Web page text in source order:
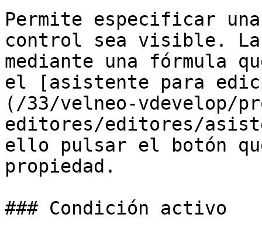
Permite especificar
control sea visible. La
mediante una fórmula
el [asistente para
(/33/velneo-vdevelop/
editores/editores/
ello pulsar el botón
propiedad.
### Condición activo